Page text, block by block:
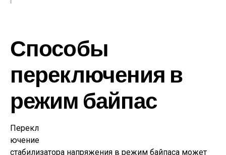
Способы
переключения в
режим байпас
Перекл
ючение
стабилизатора напряжения в режим байпаса может